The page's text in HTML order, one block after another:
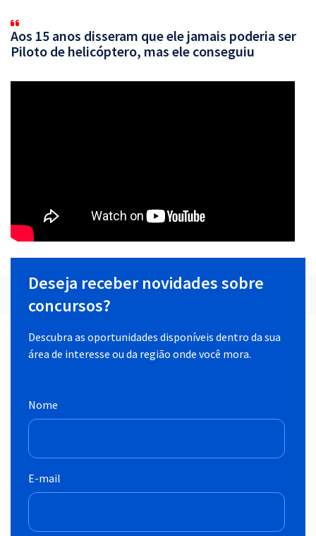
Aos 15 anos disseram que ele jamais poderia ser
Piloto de helicóptero, mas ele conseguiu
Deseja receber novidades sobre
concursos?
Descubra as oportunidades disponíveis dentro da sua
área de interesse ou da região onde você mora.
Nome
E-mail